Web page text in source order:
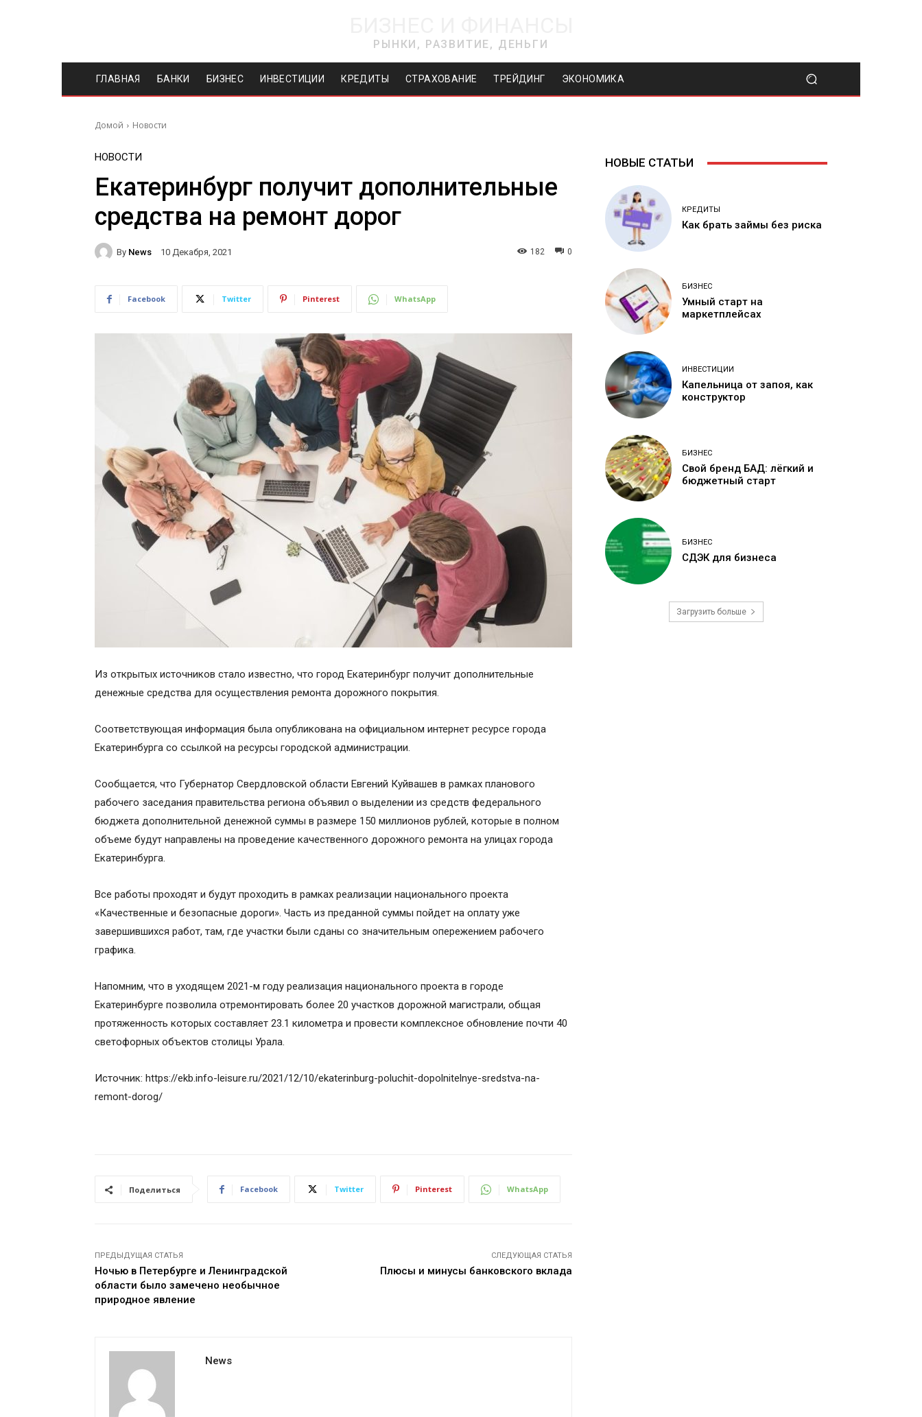
РЫНКИ, РАЗВИТИЕ, ДЕНЬГИ
ГЛАВНАЯ БАНКИ БИЗНЕС ИНВЕСТИЦИИ КРЕДИТЫ СТРАХОВАНИЕ ТРЕЙДИНГ ЭКОНОМИКА
Домой Новости
НОВОСТИ
Екатеринбург получит дополнительные
средства на ремонт дорог
By News 10 Декабря, 2021 0
182
Facebook Twitter Pinterest WhatsApp
Из открытых источников стало известно, что город Екатеринбург получит дополнительные
денежные средства для осуществления ремонта дорожного покрытия.
Соответствующая информация была опубликована на официальном интернет ресурсе города
Екатеринбурга со ссылкой на ресурсы городской администрации.
Сообщается, что Губернатор Свердловской области Евгений Куйвашев в рамках планового
рабочего заседания правительства региона объявил о выделении из средств федерального
бюджета дополнительной денежной суммы в размере 150 миллионов рублей, которые в полном
объеме будут направлены на проведение качественного дорожного ремонта на улицах города
Екатеринбурга.
Все работы проходят и будут проходить в рамках реализации национального проекта
«Качественные и безопасные дороги». Часть из преданной суммы пойдет на оплату уже
завершившихся работ, там, где участки были сданы со значительным опережением рабочего
графика.
Напомним, что в уходящем 2021-м году реализация национального проекта в городе
Екатеринбурге позволила отремонтировать более 20 участков дорожной магистрали, общая
протяженность которых составляет 23.1 километра и провести комплексное обновление почти 40
светофорных объектов столицы Урала.
Источник: https://ekb.info-leisure.ru/2021/12/10/ekaterinburg-poluchit-dopolnitelnye-sredstva-na-
remont-dorog/
Поделиться Facebook Twitter Pinterest WhatsApp
ПРЕДЫДУЩАЯ СТАТЬЯ
Ночью в Петербурге и Ленинградской
области было замечено необычное
природное явление
СЛЕДУЮЩАЯ СТАТЬЯ
Плюсы и минусы банковского вклада
News
НОВЫЕ СТАТЬИ
КРЕДИТЫ
Как брать займы без риска
БИЗНЕС
Умный старт на
маркетплейсах
ИНВЕСТИЦИИ
Капельница от запоя, как
конструктор
БИЗНЕС
Свой бренд БАД: лёгкий и
бюджетный старт
БИЗНЕС
СДЭК для бизнеса
Загрузить больше